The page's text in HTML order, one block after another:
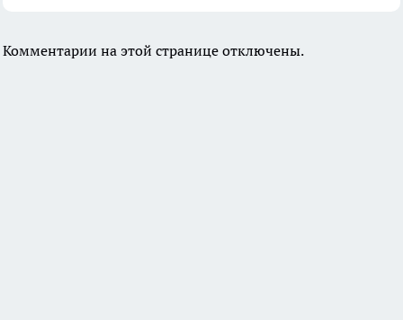
Комментарии на этой странице отключены.